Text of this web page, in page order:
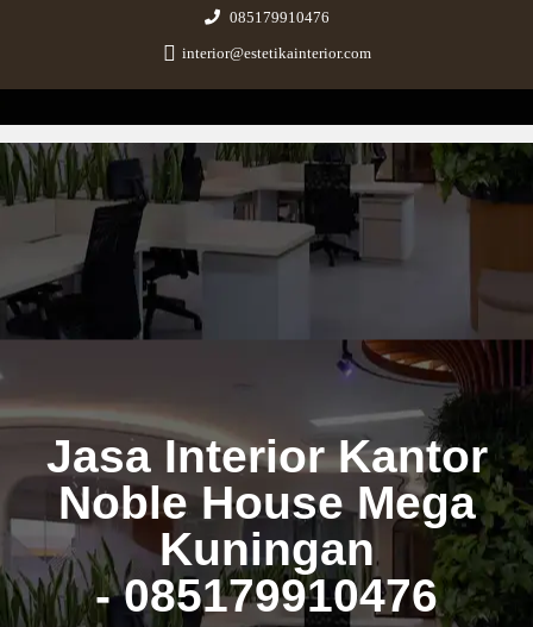
085179910476
interior@estetikainterior.com
Estetika Interior
Design & Build Consultant
Jasa Interior Kantor
Noble House Mega
Kuningan
- 085179910476